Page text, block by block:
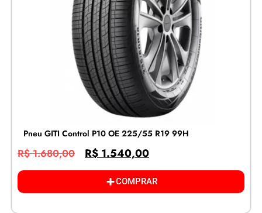
Pneu GITI Control P10 OE 225/55 R19 99H
R$1.680,00 R$1.540,00
COMPRAR